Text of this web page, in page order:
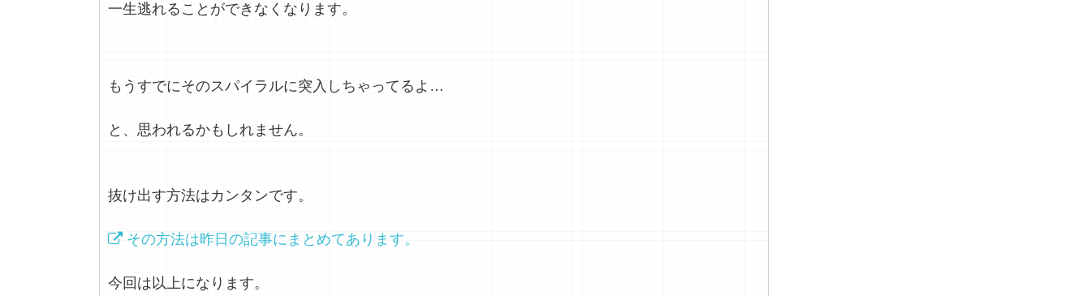
一生逃れることができなくなります。
もうすでにそのスパイラルに突入しちゃってるよ…
と、思われるかもしれません。
抜け出す方法はカンタンです。
その方法は昨日の記事にまとめてあります。
今回は以上になります。